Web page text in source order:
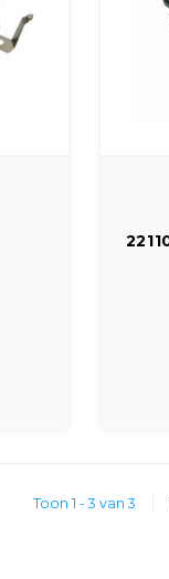
Toon 1 - 3 van 3